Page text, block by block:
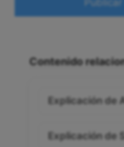
Contenido
Explicación de
Explicación de